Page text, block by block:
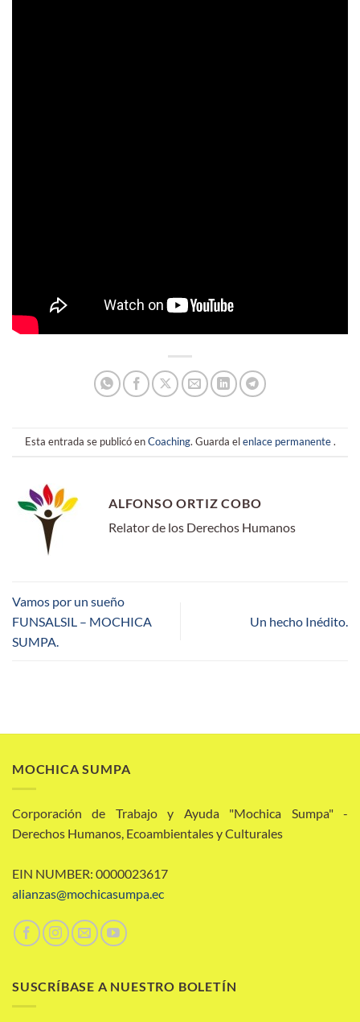
Esta entrada se publicó enCoaching. Guarda elenlace permanente.
ALFONSO ORTIZ COBO
Relator de los Derechos Humanos
Vamos por un sueño
FUNSALSIL – MOCHICA
SUMPA.
Un hecho Inédito.
MOCHICA SUMPA
Corporación de Trabajo y Ayuda "Mochica Sumpa" -
Derechos Humanos, Ecoambientales y Culturales
EIN NUMBER: 0000023617
alianzas@mochicasumpa.ec
SUSCRÍBASE A NUESTRO BOLETÍN